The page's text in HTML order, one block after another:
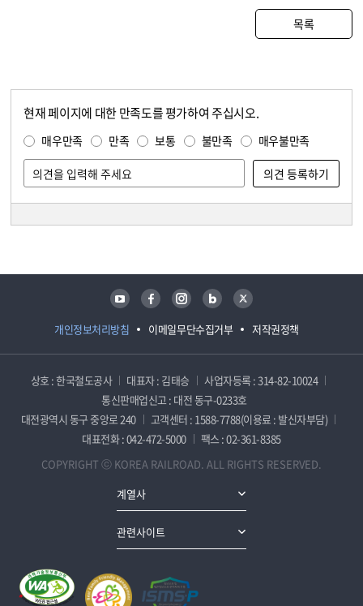
목록
현재 페이지에 대한 만족도를 평가하여 주십시오.
매우만족 만족 보통 불만족 매우불만족
개인정보처리방침 이메일무단수집거부 저작권정책
유튜브 페이스북 인스타그램 블로그 트위터
상호 : 한국철도공사 대표자 : 김태승
사업자등록 : 314-82-10024
통신판매업신고 : 대전 동구-0233호
대전광역시 동구 중앙로 240
고객센터 : 1588-7788(이용료 : 발신자부담)
대표전화 : 042-472-5000
팩스 : 02-361-8385
COPYRIGHT ⓒ KOREA RAILROAD. ALL RIGHTS RESERVED.
계열사
관련사이트